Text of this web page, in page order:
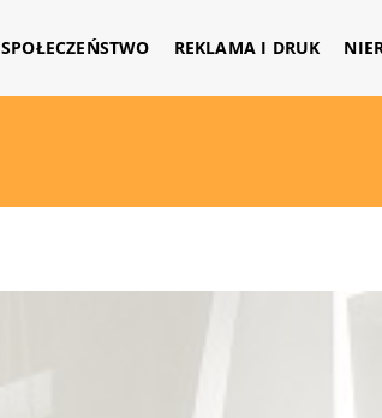
SPOŁECZEŃSTWO REKLAMA I DRUK